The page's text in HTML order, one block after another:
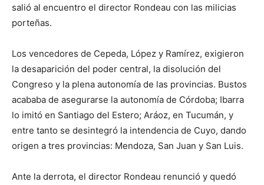
salió al encuentro el director Rondeau con las milicias
porteñas.
Los vencedores de Cepeda, López y Ramírez, exigieron
la desaparición del poder central, la disolución del
Congreso y la plena autonomía de las provincias. Bustos
acababa de asegurarse la autonomía de Córdoba; Ibarra
lo imitó en Santiago del Estero; Aráoz, en Tucumán, y
entre tanto se desintegró la intendencia de Cuyo, dando
origen a tres provincias: Mendoza, San Juan y San Luis.
Ante la derrota, el director Rondeau renunció y quedó